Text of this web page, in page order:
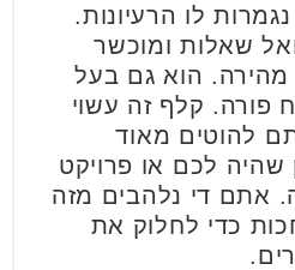
לו הרעיונות.
שאלות ומוכשר
מהירה. הוא גם בעל
פורה. קלף זה עשוי
להוטים מאוד
שהיה לכם או פרויקט
אתם די נלהבים מזה
כדי לחלוק את